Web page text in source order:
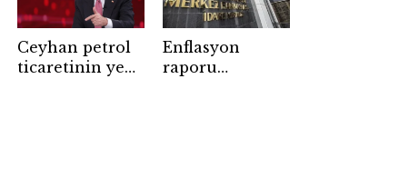
Ceyhan petrol
ticaretinin yeni
Enflasyon
raporu